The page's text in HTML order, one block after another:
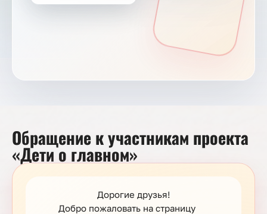
Обращение к участникам проекта
«Дети о главном»
Дорогие друзья!
Добро пожаловать на страницу